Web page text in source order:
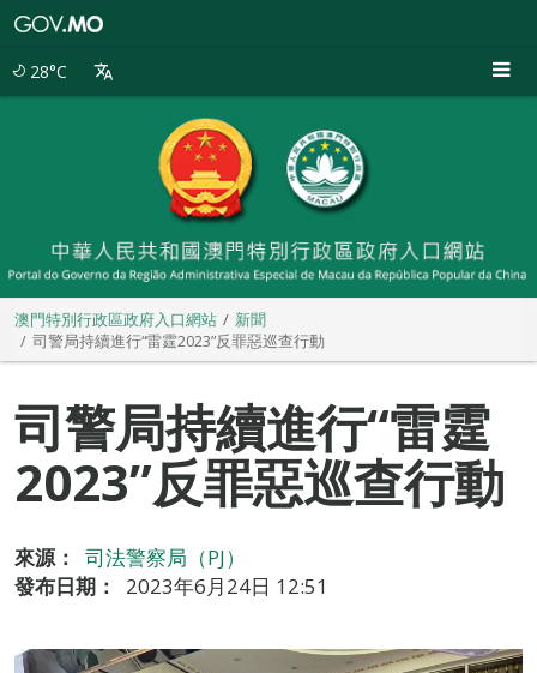
28°C
澳門特別行政區政府入口網站
新聞
司警局持續進行“雷霆2023”反罪惡巡查行動
司警局持續進行“雷霆
2023”反罪惡巡查行動
來源：
司法警察局（PJ）
發布日期：
2023年6月24日 12:51